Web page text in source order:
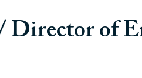
Director of